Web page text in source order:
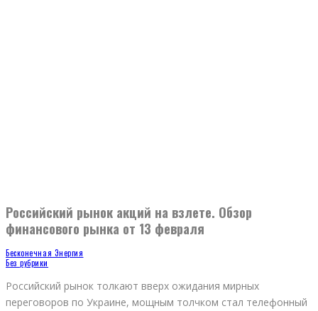
Российский рынок акций на взлете. Обзор
финансового рынка от 13 февраля
Бесконечная Энергия
Без рубрики
Российский рынок толкают вверх ожидания мирных
переговоров по Украине, мощным толчком стал телефонный